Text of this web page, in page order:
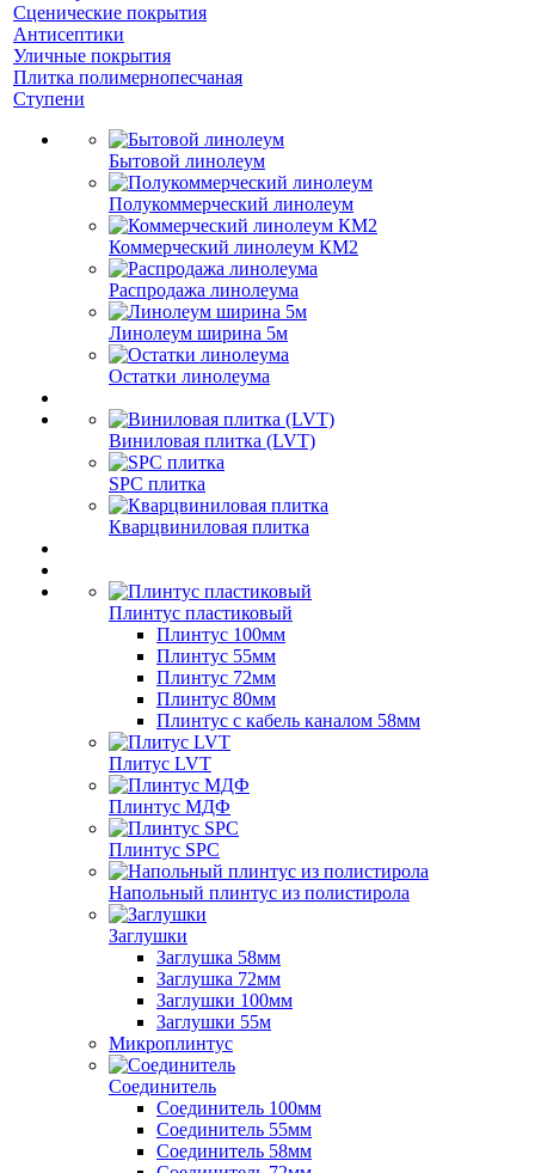
Сценические покрытия
Антисептики
Уличные покрытия
Плитка полимернопесчаная
Ступени
Бытовой линолеум
Полукоммерческий линолеум
Коммерческий линолеум КМ2
Распродажа линолеума
Линолеум ширина 5м
Остатки линолеума
Виниловая плитка (LVT)
SPC плитка
Кварцвиниловая плитка
Плинтус пластиковый
Плинтус 100мм
Плинтус 55мм
Плинтус 72мм
Плинтус 80мм
Плинтус с кабель каналом 58мм
Плитус LVT
Плинтус МДФ
Плинтус SPC
Напольный плинтус из полистирола
Заглушки
Заглушка 58мм
Заглушка 72мм
Заглушки 100мм
Заглушки 55м
Микроплинтус
Соединитель
Соединитель 100мм
Соединитель 55мм
Соединитель 58мм